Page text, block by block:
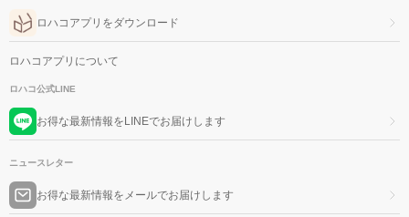
ロハコアプリをダウンロード
ロハコアプリについて
ロハコ公式LINE
お得な最新情報をLINEでお届けします
ニュースレター
お得な最新情報をメールでお届けします